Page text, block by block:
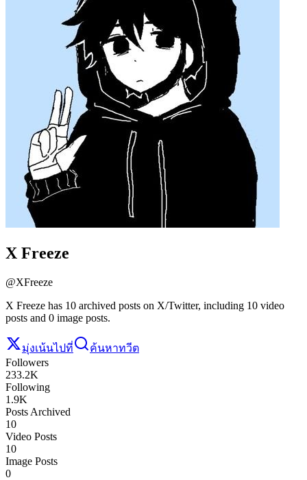
X Freeze
@XFreeze
X Freeze has 10 archived posts on X/Twitter, including 10 video
posts and 0 image posts.
มุ่งเน้นไปที่
ค้นหาทวีต
Followers
233.2K
Following
1.9K
Posts Archived
10
Video Posts
10
Image Posts
0